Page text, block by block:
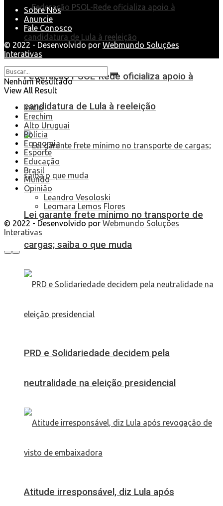
Federação PSOL-Rede oficializa apoio à
candidatura de Lula à reeleição
Lei garante frete mínimo no transporte de
cargas; saiba o que muda
PRD e Solidariedade decidem pela
neutralidade na eleição presidencial
Atitude irresponsável, diz Lula após
Sobre Nós
Anuncie
Fale Conosco
© 2022 - Desenvolvido por Webmundo Soluções
Interativas
Nenhum Resultado
View All Result
Início
Erechim
Alto Uruguai
Polícia
Economia
Esporte
Educação
Brasil
Mundo
Opinião
Leandro Vesoloski
Leomara Lemos Flores
© 2022 - Desenvolvido por Webmundo Soluções
Interativas